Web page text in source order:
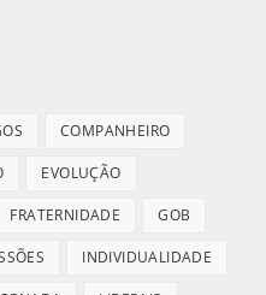
COMPANHEIRO
EVOLUÇÃO
FRATERNIDADE GOB
INDIVIDUALIDADE